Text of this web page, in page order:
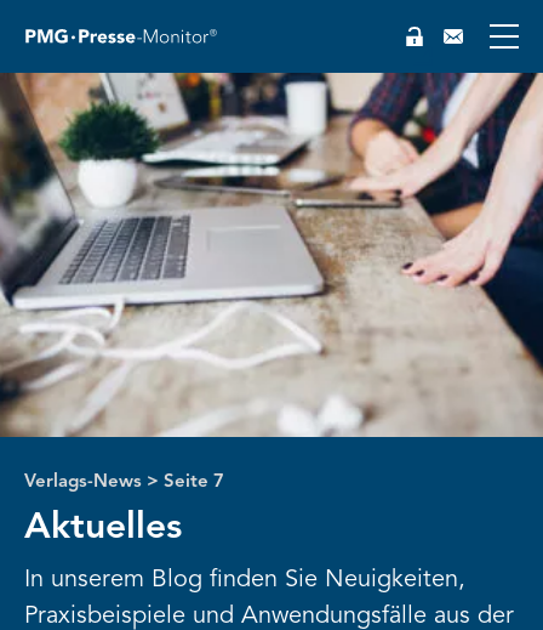
Verlags-News > Seite 7
Aktuelles
In unserem Blog finden Sie Neuigkeiten,
Praxisbeispiele und Anwendungsfälle aus der